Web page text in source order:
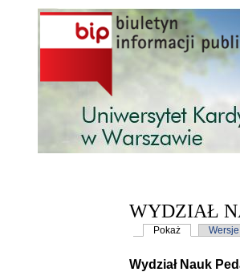
Przejdź do treści
WYDZIAŁ
Karty podstawowe
Pokaż(aktywnaWersje
Wydział Nauk